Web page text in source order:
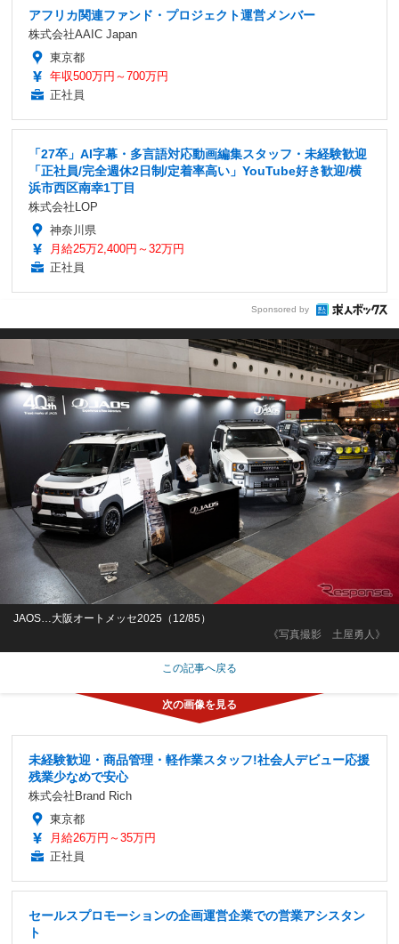
アフリカ関連ファンド・プロジェクト運営メンバー
株式会社AAIC Japan
東京都
年収500万円～700万円
正社員
「27卒」AI字幕・多言語対応動画編集スタッフ・未経験歓迎
「正社員/完全週休2日制/定着率高い」YouTube好き歓迎/横
浜市西区南幸1丁目
株式会社LOP
神奈川県
月給25万2,400円～32万円
正社員
Sponsored by
《写真撮影 土屋勇人》
JAOS…大阪オートメッセ2025（12/85）
この記事へ戻る
未経験歓迎・商品管理・軽作業スタッフ!社会人デビュー応援
残業少なめで安心
株式会社Brand Rich
東京都
月給26万円～35万円
正社員
セールスプロモーションの企画運営企業での営業アシスタン
ト